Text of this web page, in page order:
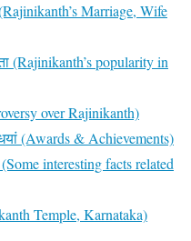
Marriage, Wife
(Rajinikanth’s popularity in
over Rajinikanth)
(Awards & Achievements)
interesting facts related
Temple, Karnataka)